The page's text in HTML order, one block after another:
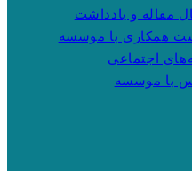
مقاله و یادداشت
همکاری با موسسه
اجتماعی
با موسسه